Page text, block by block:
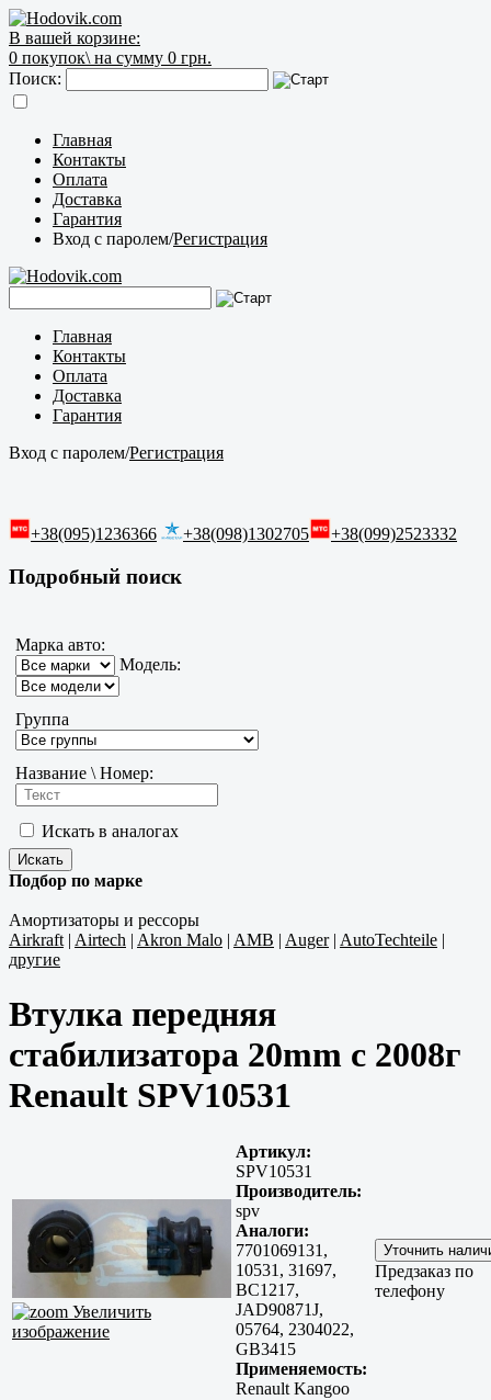
В вашей корзине:
0 покупок\ на сумму 0 грн.
Поиск:
Главная
Контакты
Оплата
Доставка
Гарантия
Вход с паролем/Регистрация
Главная
Контакты
Оплата
Доставка
Гарантия
Вход с паролем/Регистрация
+38(095)1236366 +38(098)1302705 +38(099)2523332
Подробный поиск
Марка авто:
Модель:
Группа
Название \ Номер:
Искать в аналогах
Подбор по марке
Амортизаторы и рессоры
Airkraft| Airtech | Akron Malo | AMB | Auger| AutoTechteile |
другие
Втулка передняя
стабилизатора 20mm c 2008г
Renault SPV10531
Увеличить
изображение
Артикул:
SPV10531
Производитель:
spv
Аналоги:
7701069131,
10531, 31697,
BC1217,
JAD90871J,
05764, 2304022,
GB3415
Применяемость:
Renault Kangoo
Предзаказ по
телефону